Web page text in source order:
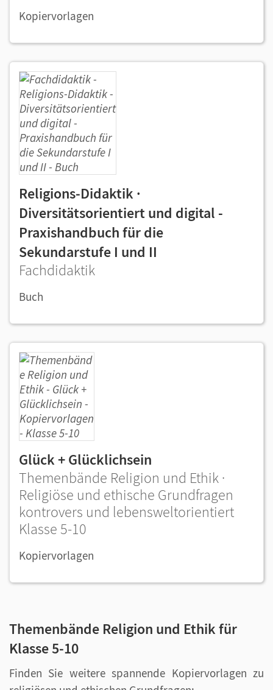
Kopiervorlagen
Religions-Didaktik ·
Diversitätsorientiert und digital -
Praxishandbuch für die
Sekundarstufe I und II
Fachdidaktik
Buch
Glück + Glücklichsein
Themenbände Religion und Ethik ·
Religiöse und ethische Grundfragen
kontrovers und lebensweltorientiert
Klasse 5-10
Kopiervorlagen
Themenbände Religion und Ethik für
Klasse 5-10
Finden Sie weitere spannende Kopiervorlagen zu